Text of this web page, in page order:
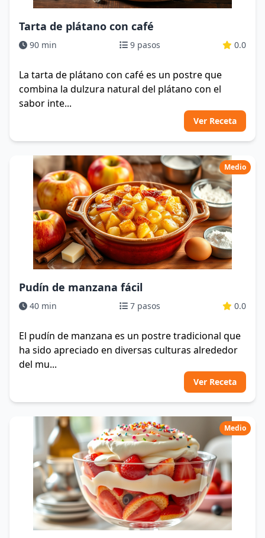
Tarta de plátano con café
90 min 9 pasos 0.0
La tarta de plátano con café es un postre que
combina la dulzura natural del plátano con el
sabor inte...
Ver Receta
Medio
Pudín de manzana fácil
40 min 7 pasos 0.0
El pudín de manzana es un postre tradicional que
ha sido apreciado en diversas culturas alrededor
del mu...
Ver Receta
Medio